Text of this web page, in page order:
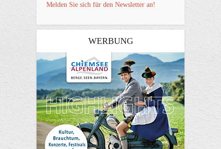
Melden Sie sich für den Newsletter an!
WERBUNG